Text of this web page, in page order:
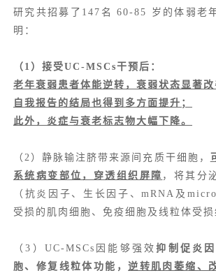
研究共招募了147名 60-85 岁的体弱老
明：
（1）接受UC-MSCs干预后：
老年衰弱患者体能逆转，衰弱状态显著改
自我报告的结局也得到多方面提升；
此外，炎症与衰老标志物大幅下降。
（2）静脉输注脐带来源间充质干细胞，
系统病变部位，穿透组织屏障 ，将其分
（抗炎因子、生长因子、mRNA及
受损的肌肉细胞、免疫细胞及线粒体受损
（3）UC-MSCs因能够强效抑制促炎
胞、修复线粒体功能，逆转肌肉萎缩、